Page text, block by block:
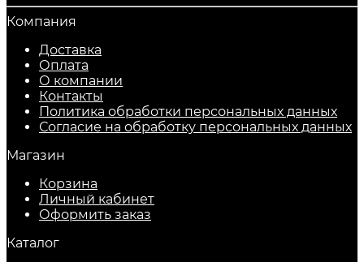
Компания
Доставка
Оплата
О компании
Контакты
Политика обработки персональных данных
Согласие на обработку персональных данных
Магазин
Корзина
Личный кабинет
Оформить заказ
Каталог